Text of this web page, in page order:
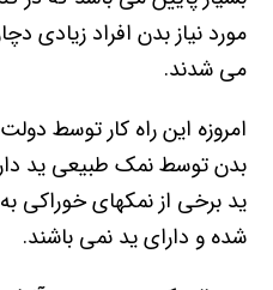
مورد نیاز بدن افراد زیادی
می شدند.
امروزه این راه کار توسط
بدن توسط نمک طبیعی ید
ید برخی از نمکهای خوراکی
شده و دارای ید نمی باشند.